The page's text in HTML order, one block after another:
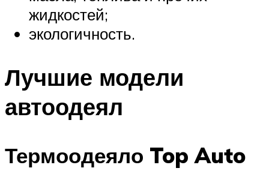
жидкостей;
экологичность.
Лучшие модели
автоодеял
Термоодеяло Top Auto